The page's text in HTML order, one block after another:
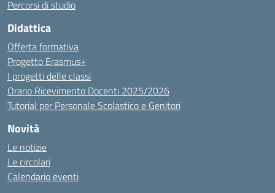
Percorsi di studio
Didattica
Offerta formativa
Progetto Erasmus+
I progetti delle classi
Orario Ricevimento Docenti 2025/2026
Tutorial per Personale Scolastico e Genitori
Novità
Le notizie
Le circolari
Calendario eventi